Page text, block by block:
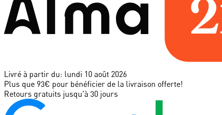
Livré à partir du: lundi 10 août 2026
Plus que 93€ pour bénéficier de la livraison offerte!
Retours gratuits jusqu'à 30 jours